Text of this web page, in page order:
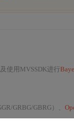
使用MVSSDK进行
GRBG/GBRG）、